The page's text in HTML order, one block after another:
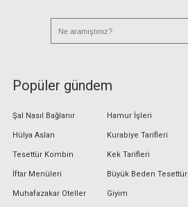
Popüler gündem
Şal Nasıl Bağlanır
Hülya Aslan
Tesettür Kombin
İftar Menüleri
Muhafazakar Oteller
Hamur İşleri
Kurabiye Tarifleri
Kek Tarifleri
Büyük Beden Tesettür
Giyim